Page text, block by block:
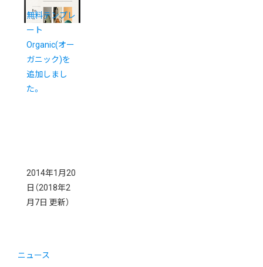
無料テンプレ
ート
Organic(オー
ガニック)を
追加しまし
た。
2014年1月20
日 （2018年2
月7日 更新）
ニュース